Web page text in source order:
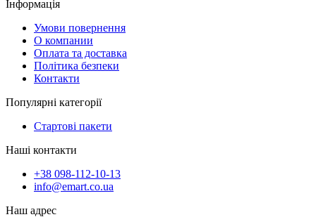
Інформація
Умови повернення
О компании
Оплата та доставка
Політика безпеки
Контакти
Популярні категорії
Стартові пакети
Наші контакти
+38 098-112-10-13
info@emart.co.ua
Наш адрес